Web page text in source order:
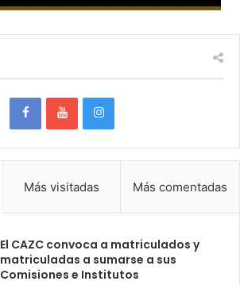
Más visitadas Más comentadas
El CAZC convoca a matriculados y
matriculadas a sumarse a sus
Comisiones e Institutos